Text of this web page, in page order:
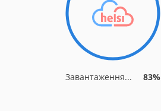
Завантаження... 89%